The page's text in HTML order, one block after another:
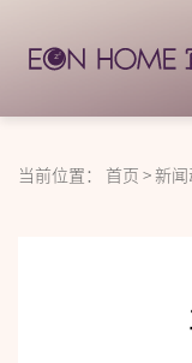
当前位置： 首页 >新